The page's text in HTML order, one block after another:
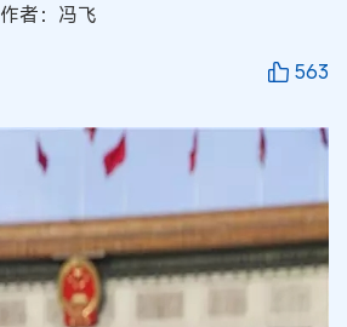
作者：冯飞
563